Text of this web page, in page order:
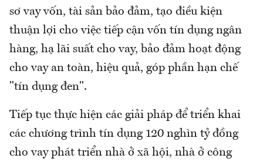
sơ vay vốn, tài sản bảo đảm, tạo điều kiện
thuận lợi cho việc tiếp cận vốn tín dụng ngân
hàng, hạ lãi suất cho vay, bảo đảm hoạt động
cho vay an toàn, hiệu quả, góp phần hạn chế
"tín dụng đen".
Tiếp tục thực hiện các giải pháp để triển khai
các chương trình tín dụng 120 nghìn tỷ đồng
cho vay phát triển nhà ở xã hội, nhà ở công